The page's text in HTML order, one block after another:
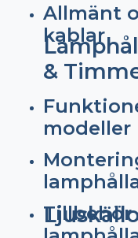
Allmänt
kablar
&
modeller
Tillbehör